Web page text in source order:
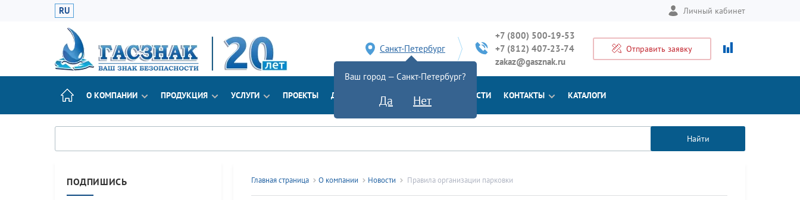
RU Личный кабинет
Санкт-Петербург
Ваш город — Санкт-Петербург?
Да Нет
+7 (800) 500-19-53
+7 (812) 407-23-74
zakaz@gasznak.ru
Отправить заявку
О КОМПАНИИ ПРОДУКЦИЯ УСЛУГИ ПРОЕКТЫ ДОСТАВКА ДОКУМЕНТЫ НОВОСТИ КОНТАКТЫ КАТАЛОГИ
Найти
ПОДПИШИСЬ Главная страница О компании Новости Правила организации парковки